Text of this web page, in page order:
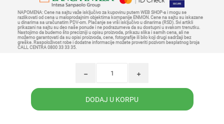
i
h
NAPOMENA: Cene na sajtu važe isključivo za kupovinu putem WEB SHOP-a i mogu se
razlikovati od cena u maloprodajnim objektima kompanije ENMON. Cene na sajtu su iskazane
u dinarima sa uračunatim PDV-om. Plaćanje se vrši isključivo u dinarima (RSD). Svi artikli
prikazani na sajtu su deo naše ponude i ne podrazumeva da su dostupni u svakom trenutku.
Nastojimo da budemo što precizniji u opisu proizvoda, prikazu slika i samih cena, ali ne
možemo garantovati da su opisi proizvoda, cene, fotografije ili bilo koji drugi sadržaji bez
greške. Raspoloživost robe i dodatne informacije možete proveriti pozivom besplatnog broja
CALL CENTRA 0800 33 33 35.